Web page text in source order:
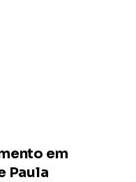
em
Paula